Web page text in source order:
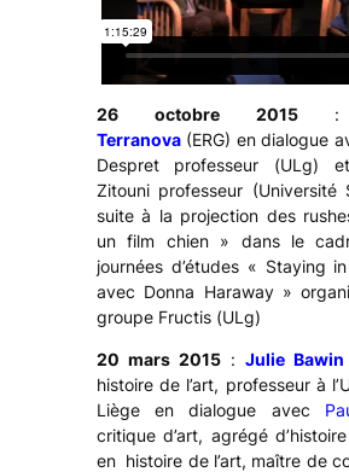
26 octobre 2015
Terranova(ERG) en dialogue
Despret professeur (ULg)
Zitouni professeur (Université
suite à la projection des
un film chien » dans le
journées d’études « Staying
avec Donna Haraway »
groupe Fructis (ULg)
20 mars 2015 : Julie Bawin
histoire de l’art, professeur à
Liège en dialogue avec
critique d’art, agrégé
en histoire de l’art, maître de